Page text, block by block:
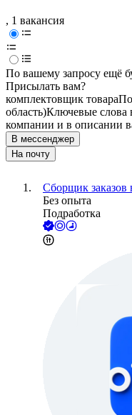
, 1 вакансия
По вашему запросу ещё
Присылать вам?
комплектовщик товара
область)Ключевые слова
компании и в описании
В мессенджер
На почту
Сборщик
Без опыта
Подработка